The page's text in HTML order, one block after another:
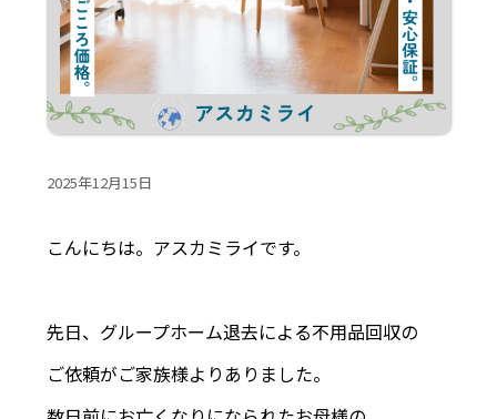
2025年12月15日
こんにちは。アスカミライです。
先日、グループホーム退去による不用品回収の
ご依頼がご家族様よりありました。